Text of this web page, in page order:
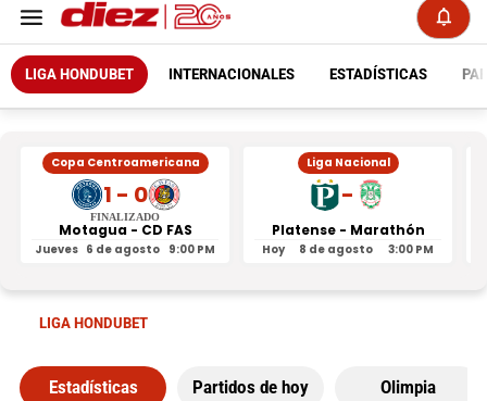
LIGA HONDUBET INTERNACIONALES ESTADÍSTICAS
Copa Centroamericana
1 - 0
FINALIZADO
Motagua - CD FAS
Jueves 6 de agosto 9:00 PM
Liga Nacional
-
Platense - Marathón
Hoy 8 de agosto 3:00 PM
LIGA HONDUBET
Estadísticas Partidos de hoy Olimpia